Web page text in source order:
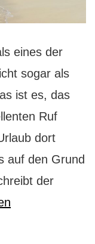
eines der
sogar als
ist es, das
Ruf
dort
auf den Grund
der